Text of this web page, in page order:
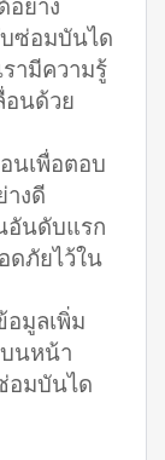
บซ่อมบันได
ามีความรู้
อนด้วย
นเพื่อตอบ
างดี
อันดับแรก
ดภัยไว้ใน
มูลเพิ่ม
บนหน้า
อมบันได